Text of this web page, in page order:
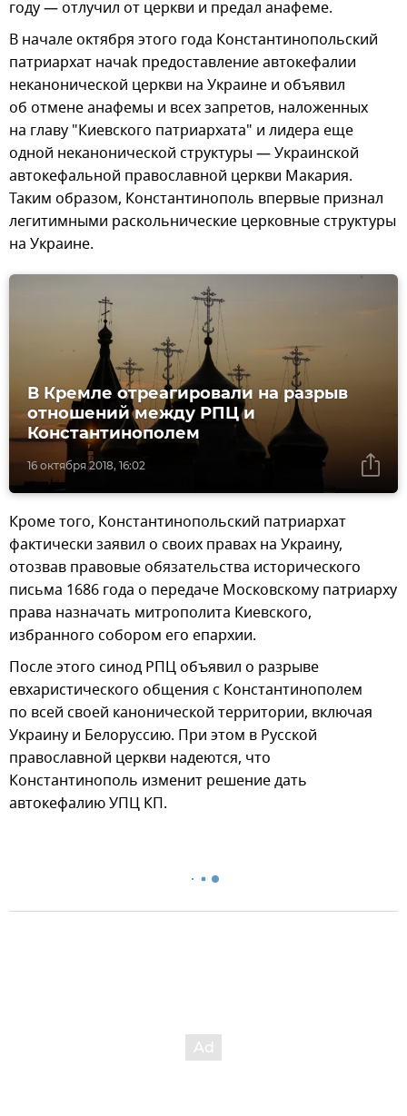
году — отлучил от церкви и предал анафеме.
В начале октября этого года Константинопольский
патриархат начаk предоставление автокефалии
неканонической церкви на Украине и объявил
об отмене анафемы и всех запретов, наложенных
на главу "Киевского патриархата" и лидера еще
одной неканонической структуры — Украинской
автокефальной православной церкви Макария.
Таким образом, Константинополь впервые признал
легитимными раскольнические церковные структуры
на Украине.
16 октября 2018, 16:02
В Кремле отреагировали на разрыв
отношений между РПЦ и
Константинополем‍
Кроме того, Константинопольский патриархат
фактически заявил о своих правах на Украину,
отозвав правовые обязательства исторического
письма 1686 года о передаче Московскому патриарху
права назначать митрополита Киевского,
избранного собором его епархии.
После этого синод РПЦ объявил о разрыве
евхаристического общения с Константинополем
по всей своей канонической территории, включая
Украину и Белоруссию. При этом в Русской
православной церкви надеются, что
Константинополь изменит решение дать
автокефалию УПЦ КП.